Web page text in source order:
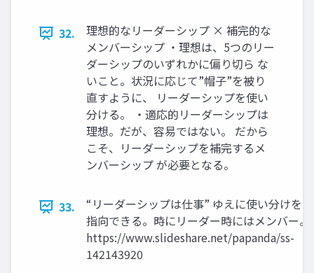
32.
理想的なリーダーシップ × 補完的な
メンバーシップ ・理想は、5つのリー
ダーシップのいずれかに偏り切ら な
いこと。状況に応じて”帽⼦”を被り
直すように、 リーダーシップを使い
分ける。 ・適応的リーダーシップは
理想。だが、容易ではない。 だから
こそ、リーダーシップを補完するメ
ンバーシップ が必要となる。
33.
“リーダーシップは仕事” ゆえに使い分けを
指向できる。時にリーダー時にはメンバー。
https://www.slideshare.net/papanda/ss-
142143920